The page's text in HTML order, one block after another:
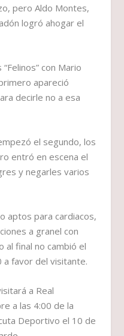
pero Aldo Montes,
logró ahogar el
con Mario
apareció
decirle no a esa
el segundo, los
entró en escena el
y negarles varios
aptos para cardiacos,
a granel con
al final no cambió el
a favor del visitante.
a Real
a las 4:00 de la
Deportivo el 10 de